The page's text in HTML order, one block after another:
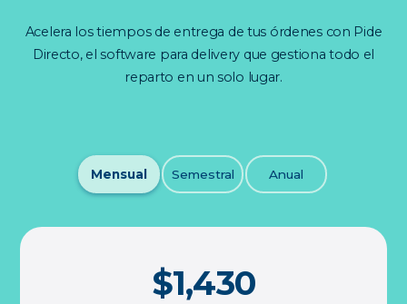
Acelera los tiempos de entrega de tus órdenes con Pide
Directo, el software para delivery que gestiona todo el
reparto en un solo lugar.
Mensual Semestral Anual
$1,430